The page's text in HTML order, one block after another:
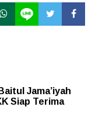
Jama’iyah
Siap Terima